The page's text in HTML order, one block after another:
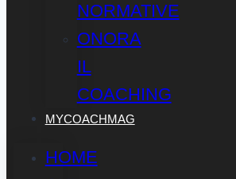
NORMATIVE
ONORA
IL
COACHING
MYCOACHMAG
HOME